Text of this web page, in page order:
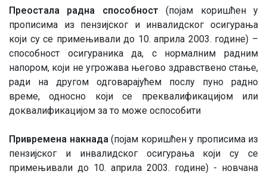
Преостала радна способност (појам коришћен у
прописима из пензијског и инвалидског осигурања
који су се примењивали до 10. априла 2003. године) –
способност осигураника да, с нормалним радним
напором, који не угрожава његово здравствено стање,
ради на другом одговарајућем послу пуно радно
време, односно који се преквалификацијом или
доквалификацијом за то може оспособити
Привремена накнада (појам коришћен у прописима из
пензијског и инвалидског осигурања који су се
примењивали до 10. априла 2003. године) - новчана